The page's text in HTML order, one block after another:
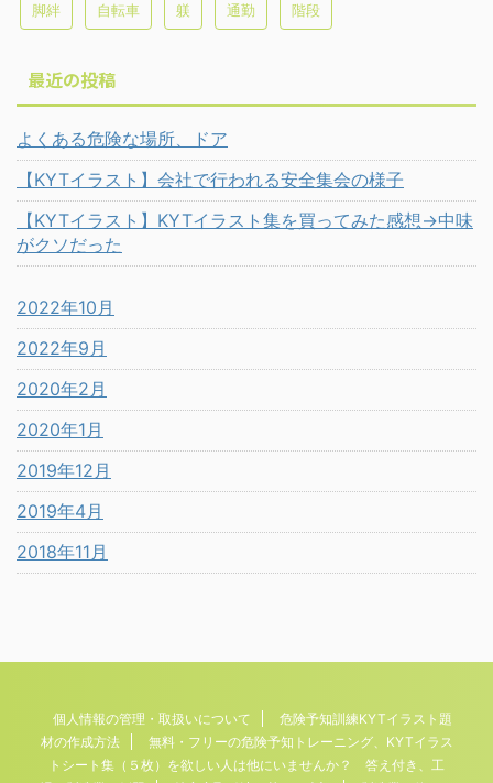
脚絆 自転車 躾 通勤 階段
最近の投稿
よくある危険な場所、ドア
【KYTイラスト】会社で行われる安全集会の様子
【KYTイラスト】KYTイラスト集を買ってみた感想→中味
がクソだった
2022年10月
2022年9月
2020年2月
2020年1月
2019年12月
2019年4月
2018年11月
個人情報の管理・取扱いについて
危険予知訓練KYTイラスト題
材の作成方法
無料・フリーの危険予知トレーニング、KYTイラス
トシート集（５枚）を欲しい人は他にいませんか？ 答え付き、工